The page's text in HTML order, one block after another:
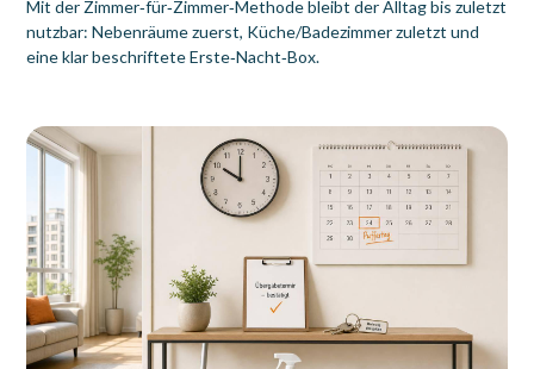
Mit der Zimmer‑für‑Zimmer‑Methode bleibt der Alltag bis zuletzt
nutzbar: Nebenräume zuerst, Küche/Badezimmer zuletzt und
eine klar beschriftete Erste‑Nacht‑Box.